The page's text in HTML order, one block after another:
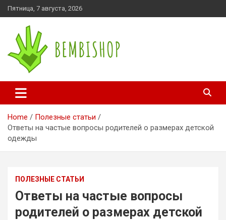
Skip
to
Пятница, 7 августа, 2026
bembishop.com.ua
Home
Полезные статьи
Ответы на частые вопросы родителей о размерах детской
одежды
ПОЛЕЗНЫЕ СТАТЬИ
Ответы на частые вопросы
родителей о размерах детской